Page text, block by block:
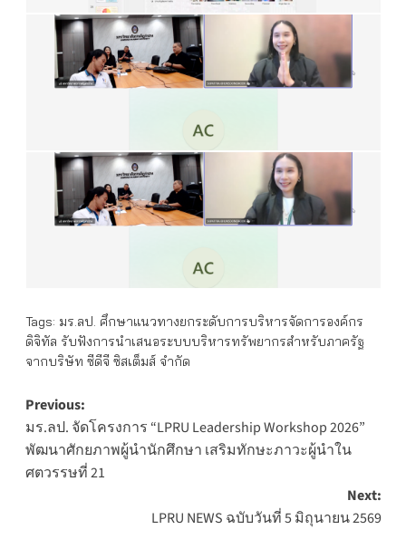
Tags: มร.ลป. ศึกษาแนวทางยกระดับการบริหารจัดการองค์กร
ดิจิทัล รับฟังการนำเสนอระบบบริหารทรัพยากรสำหรับภาครัฐ
จากบริษัท ซีดีจี ซิสเต็มส์ จำกัด
Post
navigation
Previous:
มร.ลป. จัดโครงการ “LPRU Leadership Workshop 2026”
พัฒนาศักยภาพผู้นำนักศึกษา เสริมทักษะภาวะผู้นำใน
ศตวรรษที่ 21
Next:
LPRU NEWS ฉบับวันที่ 5 มิถุนายน 2569